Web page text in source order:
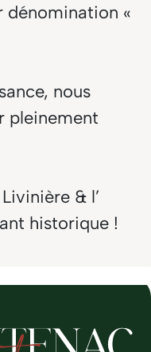
dénomination «
nous
pleinement
& l’
historique !